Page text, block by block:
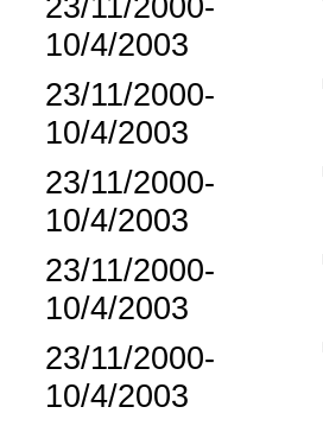
10/4/2003
23/11/2000-
10/4/2003
23/11/2000-
10/4/2003
23/11/2000-
10/4/2003
23/11/2000-
10/4/2003